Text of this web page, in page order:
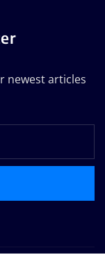
newest articles